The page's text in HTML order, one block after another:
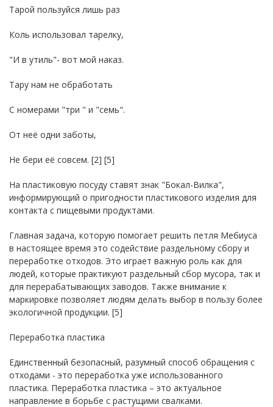
Тарой пользуйся лишь раз
Коль использовал тарелку,
"И в утиль"- вот мой наказ.
Тару нам не обработать
С номерами "три " и "семь".
От неё одни заботы,
Не бери её совсем. [2] [5]
На пластиковую посуду ставят знак "Бокал-Вилка",
информирующий о пригодности пластикового изделия для
контакта с пищевыми продуктами.
Главная задача, которую помогает решить петля Мебиуса
в настоящее время это содействие раздельному сбору и
переработке отходов. Это играет важную роль как для
людей, которые практикуют раздельный сбор мусора, так и
для перерабатывающих заводов. Также внимание к
маркировке позволяет людям делать выбор в пользу более
экологичной продукции. [5]
Переработка пластика
Единственный безопасный, разумный способ обращения с
отходами - это переработка уже использованного
пластика. Переработка пластика – это актуальное
направление в борьбе с растущими свалками.